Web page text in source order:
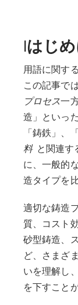
Iはじ
用語に関す
この記事で
プロセス一
造」といっ
「鋳鉄」、
料と関連す
に、一般的
造タイプを
適切な鋳造
質、コスト
砂型鋳造、
ど、さまざ
いを理解し
を下すこと